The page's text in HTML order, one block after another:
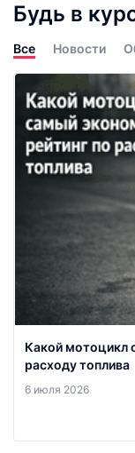
Будь в
Все Новости
Какой мотоцикл
расходу топлива
6 июля 2026